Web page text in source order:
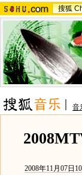
搜狐
音
2008年11月07日